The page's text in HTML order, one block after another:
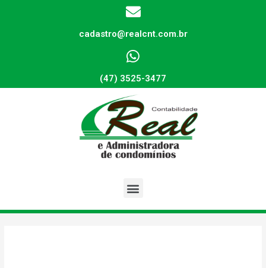
cadastro@realcnt.com.br
(47) 3525-3477